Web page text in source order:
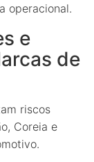
operacional.
e
de
riscos
Coreia e